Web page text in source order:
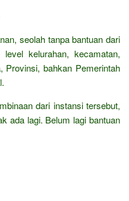
seolah tanpa bantuan dari
kelurahan, kecamatan,
Provinsi, bahkan Pemerintah
dari instansi tersebut,
ada lagi. Belum lagi bantuan